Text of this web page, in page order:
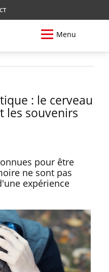
Menu
: le cerveau
les souvenirs
pour être
ne sont pas
expérience